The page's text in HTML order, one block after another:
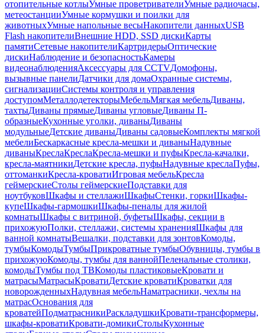
отопительные котлыУмные проветривателиУмные радиочасы,
метеостанцииУмные кормушки и поилки для
животныхУмные напольные весыНакопители данныхUSB
Flash накопителиВнешние HDD, SSD дискиКарты
памятиСетевые накопителиКартридерыОптические
дискиНаблюдение и безопасностьКамеры
видеонаблюденияАксессуары для CCTVДомофоны,
вызывные панелиДатчики для домаОхранные системы,
сигнализацииСистемы контроля и управления
доступомМеталлодетекторыМебельМягкая мебельДиваны,
тахтыДиваны прямыеДиваны угловыеДиваны П-
образныеКухонные уголки, диваныДиваны
модульныеДетские диваныДиваны садовыеКомплекты мягкой
мебелиБескаркасные кресла-мешки и диваныНадувные
диваныКреслаКреслаКресла-мешки и пуфыКресла-качалки,
кресла-маятникиДетские кресла, пуфыНадувные креслаПуфы,
оттоманкиКресла-кроватиИгровая мебельКресла
геймерскиеСтолы геймерскиеПодставки для
ноутбуковШкафы и стеллажиШкафыСтенки, горкиШкафы-
купеШкафы-гармошкиШкафы-пеналы для жилой
комнатыШкафы с витриной, буфетыШкафы, секции в
прихожуюПолки, стеллажи, системы храненияШкафы для
ванной комнатыВешалки, подставки для зонтовКомоды,
тумбыКомодыТумбыПрикроватные тумбыОбувницы, тумбы в
прихожуюКомоды, тумбы для ваннойПеленальные столики,
комодыТумбы под ТВКомоды пластиковыеКровати и
матрасыМатрасыКроватиДетские кроватиКроватки для
новорожденныхНадувная мебельНаматрасники, чехлы на
матрасОснования для
кроватейПодматрасникиРаскладушкиКровати-трансформеры,
шкафы-кроватиКровати-домикиСтолыКухонные